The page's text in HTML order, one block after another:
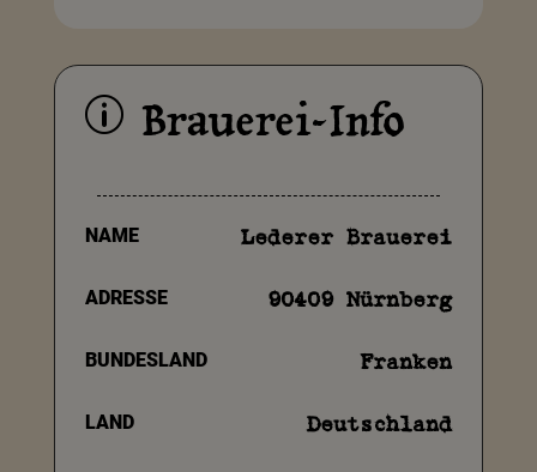
p Brauerei-Info
NAME Lederer Brauerei
ADRESSE 90409 Nürnberg
BUNDESLAND Franken
LAND Deutschland